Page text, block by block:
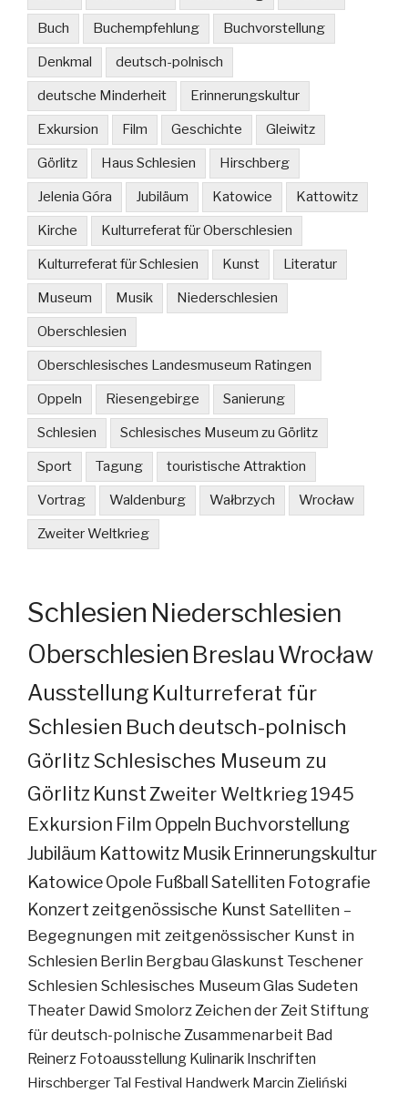
Buch Buchempfehlung Buchvorstellung
Denkmal deutsch-polnisch
deutsche Minderheit Erinnerungskultur
Exkursion Film Geschichte Gleiwitz
Görlitz Haus Schlesien Hirschberg
Jelenia Góra Jubiläum Katowice Kattowitz
Kirche Kulturreferat für Oberschlesien
Kulturreferat für Schlesien Kunst Literatur
Museum Musik Niederschlesien
Oberschlesien
Oberschlesisches Landesmuseum Ratingen
Oppeln Riesengebirge Sanierung
Schlesien Schlesisches Museum zu Görlitz
Sport Tagung touristische Attraktion
Vortrag Waldenburg Wałbrzych Wrocław
Zweiter Weltkrieg
Schlesien Niederschlesien
Oberschlesien Breslau Wrocław
Ausstellung Kulturreferat für
Schlesien Buch deutsch-polnisch
GörlitzSchlesisches Museum zu
Görlitz KunstZweiter Weltkrieg 1945
Exkursion Film Oppeln Buchvorstellung
Jubiläum Kattowitz Musik Erinnerungskultur
KatowiceOpole FußballSatelliten Fotografie
Konzertzeitgenössische Kunst Satelliten –
Begegnungen mit zeitgenössischer Kunst in
Schlesien Berlin BergbauGlaskunst Teschener
Schlesien Schlesisches MuseumGlas Sudeten
Theater Dawid SmolorzZeichen der Zeit Stiftung
für deutsch-polnische Zusammenarbeit Bad
Reinerz Fotoausstellung Kulinarik Inschriften
Hirschberger Tal Festival Handwerk Marcin Zieliński